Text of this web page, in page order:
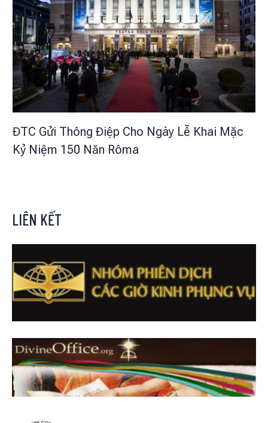
ĐTC Gửi Thông Điệp Cho Ngày Lễ Khai Mặc
Kỷ Niệm 150 Năn Rôma
LIÊN KẾT